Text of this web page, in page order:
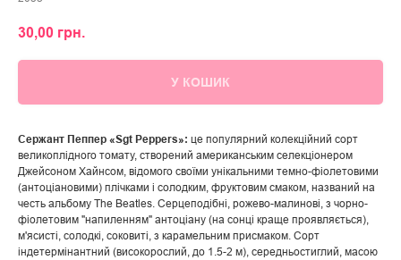
30,00 грн.
У КОШИК
Сержант Пеппер «Sgt Peppers»: це популярний колекційний сорт
великоплідного томату, створений американським селекціонером
Джейсоном Хайнсом, відомого своїми унікальними темно-фіолетовими
(антоціановими) плічками і солодким, фруктовим смаком, названий на
честь альбому The Beatles. Серцеподібні, рожево-малинові, з чорно-
фіолетовим "напиленням" антоціану (на сонці краще проявляється),
м'ясисті, солодкі, соковиті, з карамельним присмаком. Сорт
індетермінантний (високорослий, до 1.5-2 м), середньостиглий, масою